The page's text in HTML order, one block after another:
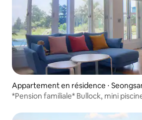
Appartement en résidence ⋅
eogwipo-si
*Pension familiale* Bullock, mini
Jung avec vue sur le lever du soleil à